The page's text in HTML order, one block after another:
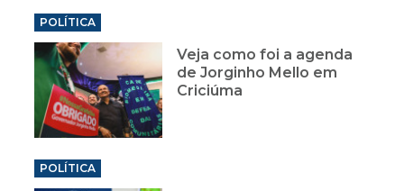
POLÍTICA
Veja como foi a agenda
de Jorginho Mello em
Criciúma
POLÍTICA